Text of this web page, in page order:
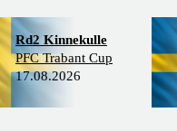
Rd2 Kinnekulle
PFC Trabant Cup
17.08.2026